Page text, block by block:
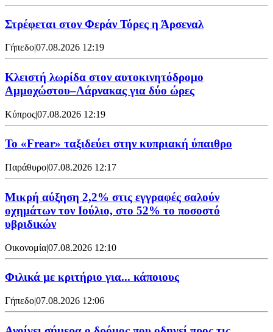
Στρέφεται στον Φεράν Τόρες η Άρσεναλ
Γήπεδο|07.08.2026 12:19
Κλειστή λωρίδα στον αυτοκινητόδρομο
Αμμοχώστου–Λάρνακας για δύο ώρες
Κύπρος|07.08.2026 12:19
To «Frear» ταξιδεύει στην κυπριακή ύπαιθρο
Παράθυρο|07.08.2026 12:17
Μικρή αύξηση 2,2% στις εγγραφές σαλούν
οχημάτων τον Ιούλιο, στο 52% το ποσοστό
υβριδικών
Οικονομία|07.08.2026 12:10
Φιλικά με κριτήριο για... κάποιους
Γήπεδο|07.08.2026 12:06